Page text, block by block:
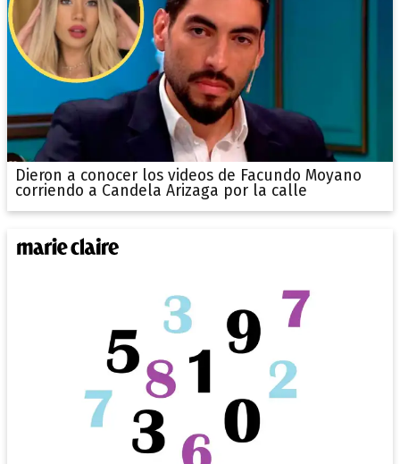
Dieron a conocer los videos de Facundo Moyano
corriendo a Candela Arizaga por la calle